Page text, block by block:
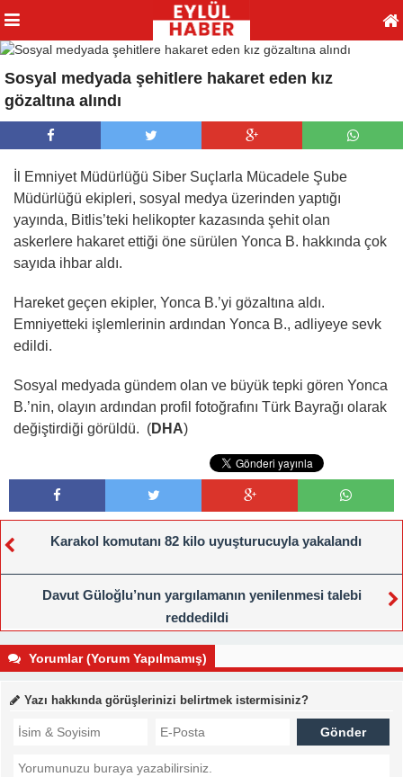
Sosyal medyada şehitlere hakaret eden kız
gözaltına alındı
İl Emniyet Müdürlüğü Siber Suçlarla Mücadele Şube
Müdürlüğü ekipleri, sosyal medya üzerinden yaptığı
yayında, Bitlis’teki helikopter kazasında şehit olan
askerlere hakaret ettiği öne sürülen Yonca B. hakkında çok
sayıda ihbar aldı.
Hareket geçen ekipler, Yonca B.’yi gözaltına aldı.
Emniyetteki işlemlerinin ardından Yonca B., adliyeye sevk
edildi.
Sosyal medyada gündem olan ve büyük tepki gören Yonca
B.’nin, olayın ardından profil fotoğrafını Türk Bayrağı olarak
değiştirdiği görüldü. (DHA)
Karakol komutanı 82 kilo uyuşturucuyla yakalandı
Davut Güloğlu’nun yargılamanın yenilenmesi talebi
reddedildi
Yorumlar (Yorum Yapılmamış)
Yazı hakkında görüşlerinizi belirtmek istermisiniz?